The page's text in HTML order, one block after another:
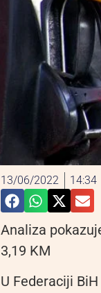
13/06/2022 14:34
Analiza
3,19 KM
U Federaciji